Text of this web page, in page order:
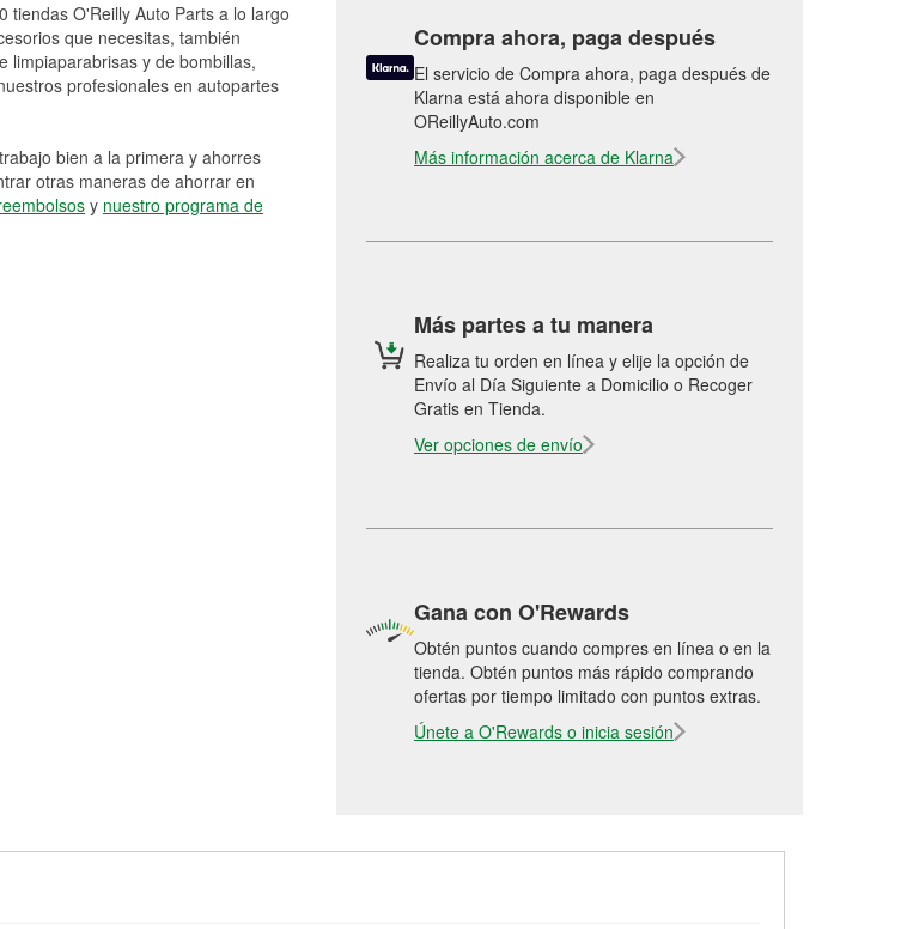
tiendas O'Reilly Auto Parts a lo largo
que necesitas, también
limpiaparabrisas y de bombillas,
profesionales en autopartes
bien a la primera y ahorres
otras maneras de ahorrar en
y nuestro programa de
Compra ahora, paga después
El servicio de Compra ahora, paga después de
Klarna está ahora disponible en
OReillyAuto.com
Más información acerca de Klarna
Más partes a tu manera
Realiza tu orden en línea y elije la opción de
Envío al Día Siguiente a Domicilio o Recoger
Gratis en Tienda.
Ver opciones de envío
Gana con O'Rewards
Obtén puntos cuando compres en línea o en la
tienda. Obtén puntos más rápido comprando
ofertas por tiempo limitado con puntos extras.
Únete a O'Rewards o inicia sesión